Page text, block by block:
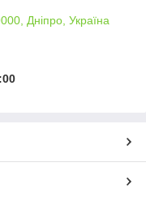
Дніпро, Україна